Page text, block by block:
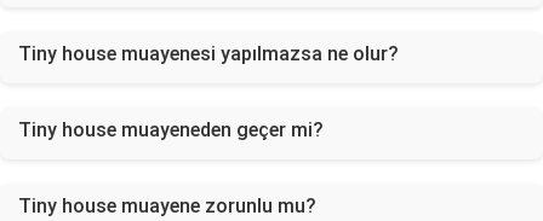
Tiny house muayenesi yapılmazsa ne olur?
Tiny house muayeneden geçer mi?
Tiny house muayene zorunlu mu?